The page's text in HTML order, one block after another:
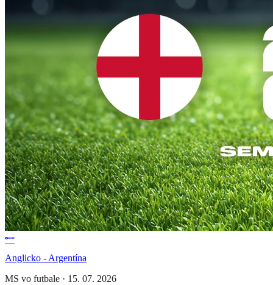
Anglicko - Argentína
MS vo futbale · 15. 07. 2026